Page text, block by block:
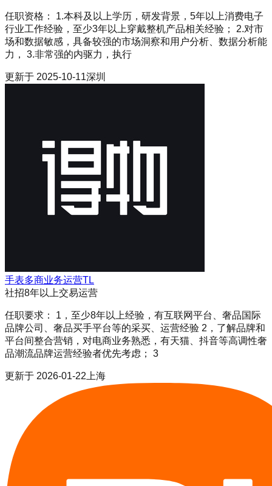
任职资格： 1.本科及以上学历，研发背景，5年以上消费电子
行业工作经验，至少3年以上穿戴整机产品相关经验； 2.对市
场和数据敏感，具备较强的市场洞察和用户分析、数据分析能
力， 3.非常强的内驱力，执行
更新于 2025-10-11深圳
手表多商业务运营TL
社招8年以上交易运营
任职要求： 1，至少8年以上经验，有互联网平台、奢品国际
品牌公司、奢品买手平台等的采买、运营经验 2，了解品牌和
平台间整合营销，对电商业务熟悉，有天猫、抖音等高调性奢
品潮流品牌运营经验者优先考虑； 3
更新于 2026-01-22 上海